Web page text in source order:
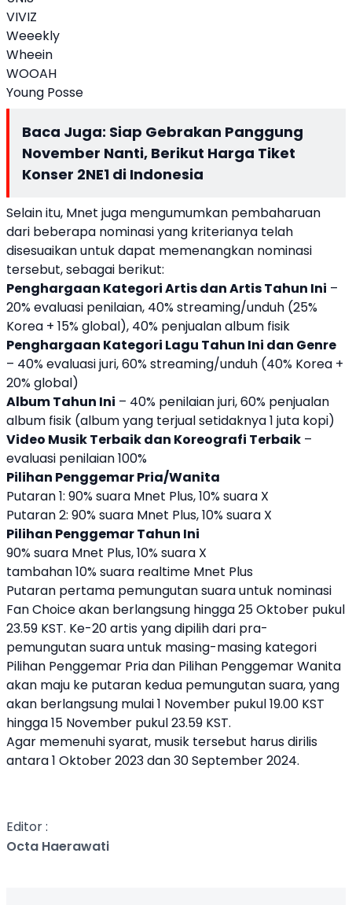
VIVIZ
Weeekly
Wheein
WOOAH
Young Posse
Baca Juga: Siap Gebrakan Panggung
November Nanti, Berikut Harga Tiket
Konser 2NE1 di Indonesia
Selain itu, Mnet juga mengumumkan pembaharuan
dari beberapa nominasi yang kriterianya telah
disesuaikan untuk dapat memenangkan nominasi
tersebut, sebagai berikut:
Penghargaan Kategori Artis dan Artis Tahun Ini –
20% evaluasi penilaian, 40% streaming/unduh (25%
Korea + 15% global), 40% penjualan album fisik
Penghargaan Kategori Lagu Tahun Ini dan Genre
– 40% evaluasi juri, 60% streaming/unduh (40% Korea +
20% global)
Album Tahun Ini – 40% penilaian juri, 60% penjualan
album fisik (album yang terjual setidaknya 1 juta kopi)
Video Musik Terbaik dan Koreografi Terbaik –
evaluasi penilaian 100%
Pilihan Penggemar Pria/Wanita
Putaran 1: 90% suara Mnet Plus, 10% suara X
Putaran 2: 90% suara Mnet Plus, 10% suara X
Pilihan Penggemar Tahun Ini
90% suara Mnet Plus, 10% suara X
tambahan 10% suara realtime Mnet Plus
Putaran pertama pemungutan suara untuk nominasi
Fan Choice akan berlangsung hingga 25 Oktober pukul
23.59 KST. Ke-20 artis yang dipilih dari pra-
pemungutan suara untuk masing-masing kategori
Pilihan Penggemar Pria dan Pilihan Penggemar Wanita
akan maju ke putaran kedua pemungutan suara, yang
akan berlangsung mulai 1 November pukul 19.00 KST
hingga 15 November pukul 23.59 KST.
Agar memenuhi syarat, musik tersebut harus dirilis
antara 1 Oktober 2023 dan 30 September 2024.
Editor :
Octa Haerawati